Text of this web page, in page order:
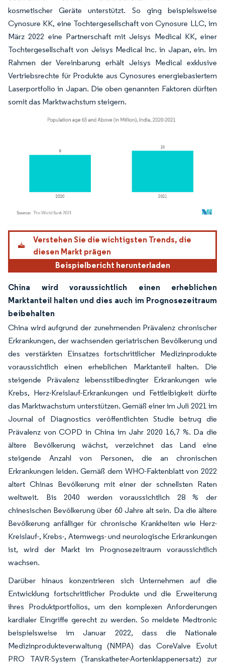
kosmetischer Geräte unterstützt. So ging beispielsweise
Cynosure KK, eine Tochtergesellschaft von Cynosure LLC, im
März 2022 eine Partnerschaft mit Jeisys Medical KK, einer
Tochtergesellschaft von Jeisys Medical Inc. in Japan, ein. Im
Rahmen der Vereinbarung erhält Jeisys Medical exklusive
Vertriebsrechte für Produkte aus Cynosures energiebasiertem
Laserportfolio in Japan. Die oben genannten Faktoren dürften
somit das Marktwachstum steigern.
Bild © Mordor Intelligence. Wiederverwendung erfordert Namensnennung gemäß
Verstehen Sie die wichtigsten Trends, die
diesen Markt prägen
Beispielbericht herunterladen
China wird voraussichtlich einen erheblichen
Marktanteil halten und dies auch im Prognosezeitraum
beibehalten
China wird aufgrund der zunehmenden Prävalenz chronischer
Erkrankungen, der wachsenden geriatrischen Bevölkerung und
des verstärkten Einsatzes fortschrittlicher Medizinprodukte
voraussichtlich einen erheblichen Marktanteil halten. Die
steigende Prävalenz lebensstilbedingter Erkrankungen wie
Krebs, Herz-Kreislauf-Erkrankungen und Fettleibigkeit dürfte
das Marktwachstum unterstützen. Gemäß einer im Juli 2021 im
Journal of Diagnostics veröffentlichten Studie betrug die
Prävalenz von COPD in China im Jahr 2020 16,7 %. Da die
ältere Bevölkerung wächst, verzeichnet das Land eine
steigende Anzahl von Personen, die an chronischen
Erkrankungen leiden. Gemäß dem WHO-Faktenblatt von 2022
altert Chinas Bevölkerung mit einer der schnellsten Raten
weltweit. Bis 2040 werden voraussichtlich 28 % der
chinesischen Bevölkerung über 60 Jahre alt sein. Da die ältere
Bevölkerung anfälliger für chronische Krankheiten wie Herz-
Kreislauf-, Krebs-, Atemwegs- und neurologische Erkrankungen
ist, wird der Markt im Prognosezeitraum voraussichtlich
wachsen.
Darüber hinaus konzentrieren sich Unternehmen auf die
Entwicklung fortschrittlicher Produkte und die Erweiterung
ihres Produktportfolios, um den komplexen Anforderungen
kardialer Eingriffe gerecht zu werden. So meldete Medtronic
beispielsweise im Januar 2022, dass die Nationale
Medizinprodukteverwaltung (NMPA) das CoreValve Evolut
PRO TAVR-System (Transkatheter-Aortenklappenersatz) zur